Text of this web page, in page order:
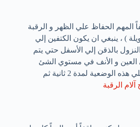
المهم الحفاظ علي الظهر و الرقبة
) ، ينبغي ان يكون الكتفين إلي
بالذقن إلي الأسفل حتي يتم
العين و الأنف في مستوي الشئ
الموجود أمامك ، الثبات علي هذه الوضعية لمدة 2 ثانية ثم
آلام الرقبة